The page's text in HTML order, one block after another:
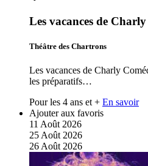
Les vacances de Charly
Théâtre des Chartrons
Les vacances de Charly
les préparatifs…
Pour les 4 ans et + En savoir
Ajouter aux favoris
11 Août 2026
25 Août 2026
26 Août 2026